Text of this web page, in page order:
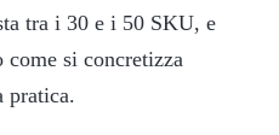
tra i 30 e i 50 SKU, e
come si concretizza
pratica.